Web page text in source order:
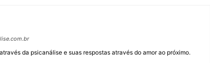
da psicanálise e suas respostas através do amor ao próximo.